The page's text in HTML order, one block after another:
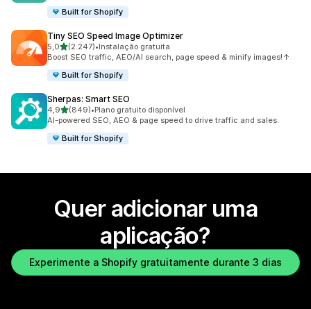
Built for Shopify
Tiny SEO Speed Image Optimizer
5,0de 5 estrelas
(2.247)
2247 total de avaliações
•Instalação gratuita
Boost SEO traffic, AEO/AI search, page speed & minify images!↑
Built for Shopify
Sherpas: Smart SEO
4,9de 5 estrelas
(849)
849 total de avaliações
•Plano gratuito disponível
AI-powered SEO, AEO & page speed to drive traffic and sales.
Built for Shopify
Quer adicionar uma
aplicação?
Experimente a Shopify gratuitamente durante 3 dias